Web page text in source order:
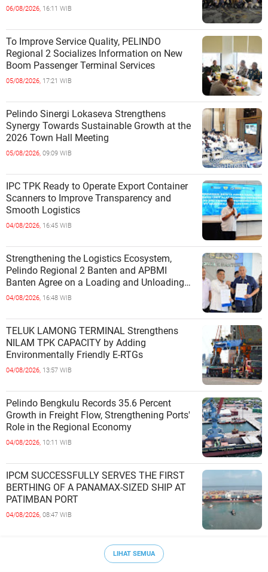
06/08/2026, 16:11 WIB
To Improve Service Quality, PELINDO
Regional 2 Socializes Information on New
Boom Passenger Terminal Services
05/08/2026, 17:21 WIB
Pelindo Sinergi Lokaseva Strengthens
Synergy Towards Sustainable Growth at the
2026 Town Hall Meeting
05/08/2026, 09:09 WIB
IPC TPK Ready to Operate Export Container
Scanners to Improve Transparency and
Smooth Logistics
04/08/2026, 16:45 WIB
Strengthening the Logistics Ecosystem,
Pelindo Regional 2 Banten and APBMI
Banten Agree on a Loading and Unloading
Cooperation at Ciwandan Port
04/08/2026, 16:48 WIB
TELUK LAMONG TERMINAL Strengthens
NILAM TPK CAPACITY by Adding
Environmentally Friendly E-RTGs
04/08/2026, 13:57 WIB
Pelindo Bengkulu Records 35.6 Percent
Growth in Freight Flow, Strengthening Ports'
Role in the Regional Economy
04/08/2026, 10:11 WIB
IPCM SUCCESSFULLY SERVES THE FIRST
BERTHING OF A PANAMAX-SIZED SHIP AT
PATIMBAN PORT
04/08/2026, 08:47 WIB
LIHAT SEMUA